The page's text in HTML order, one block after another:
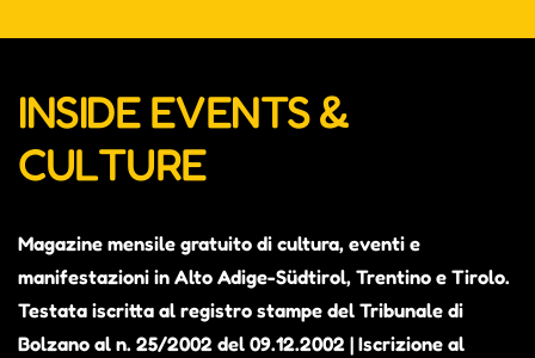
INSIDE EVENTS &
CULTURE
Magazine mensile gratuito di cultura, eventi e
manifestazioni in Alto Adige-Südtirol, Trentino e Tirolo.
Testata iscritta al registro stampe del Tribunale di
Bolzano al n. 25/2002 del 09.12.2002 | Iscrizione al